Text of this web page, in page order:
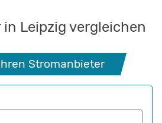
Leipzig vergleichen
Stromanbieter